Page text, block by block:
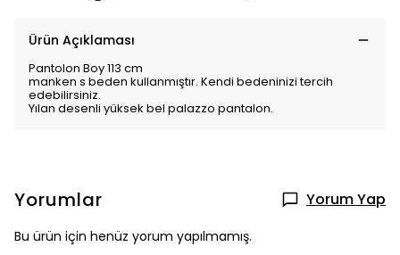
Ürün Açıklaması
Pantolon Boy 113 cm
manken s beden kullanmıştır. Kendi bedeninizi tercih
edebilirsiniz.
Yılan desenli yüksek bel palazzo pantalon.
Yorumlar Yorum Yap
Bu ürün için henüz yorum yapılmamış.